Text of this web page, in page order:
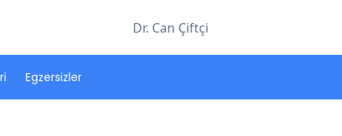
Dr. Can Çiftçi
Egzersizler